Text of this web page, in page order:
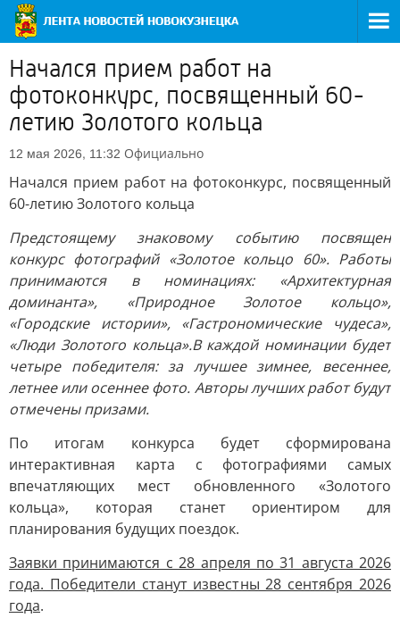
Начался прием работ на
фотоконкурс, посвященный 60-
летию Золотого кольца
12 мая 2026, 11:32 Официально
Начался прием работ на фотоконкурс, посвященный
60-летию Золотого кольца
Предстоящему знаковому событию посвящен
конкурс фотографий «Золотое кольцо 60». Работы
принимаются в номинациях: «Архитектурная
доминанта», «Природное Золотое кольцо»,
«Городские истории», «Гастрономические чудеса»,
«Люди Золотого кольца».В каждой номинации будет
четыре победителя: за лучшее зимнее, весеннее,
летнее или осеннее фото. Авторы лучших работ будут
отмечены призами.
По итогам конкурса будет сформирована
интерактивная карта с фотографиями самых
впечатляющих мест обновленного «Золотого
кольца», которая станет ориентиром для
планирования будущих поездок.
Заявки принимаются с 28 апреля по 31 августа 2026
года. Победители станут известны 28 сентября 2026
года.